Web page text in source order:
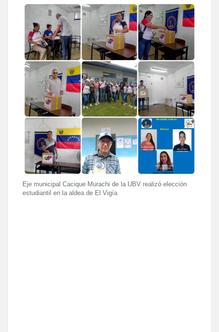
Eje municipal Cacique Murachi de la UBV realizó elección
estudiantil en la aldea de El Vigía